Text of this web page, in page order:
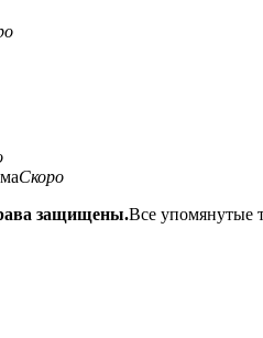
Скоро
защищены.Все упомянутые